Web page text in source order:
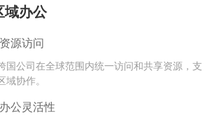
域办公
源访问
国公司在全球范围内统一访问和共享资源，支
域协作。
公灵活性